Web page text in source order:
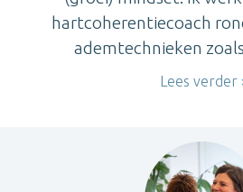
hartcoherentiecoach
ademtechnieken
Lees verder